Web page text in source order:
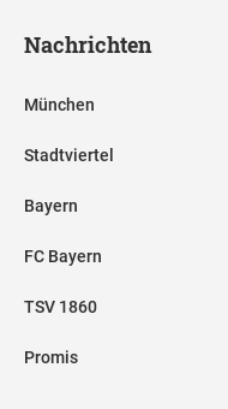
Nachrichten
München
Stadtviertel
Bayern
FC Bayern
TSV 1860
Promis